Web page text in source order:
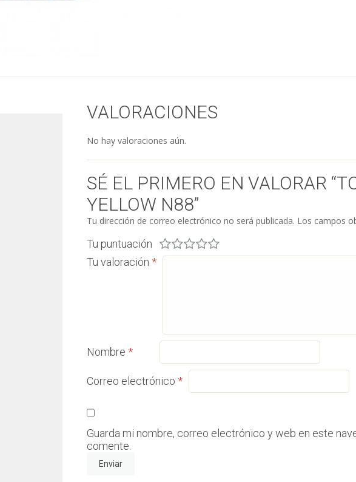
VALORACIONES
No hay valoraciones aún.
SÉ EL PRIMERO EN VALORAR
YELLOW N88”
Tu dirección de correo electrónico no será publicada. Los campos
Tu puntuación
Tu valoración*
Nombre*
Correo electrónico*
Guarda mi nombre, correo electrónico y web en este
comente.